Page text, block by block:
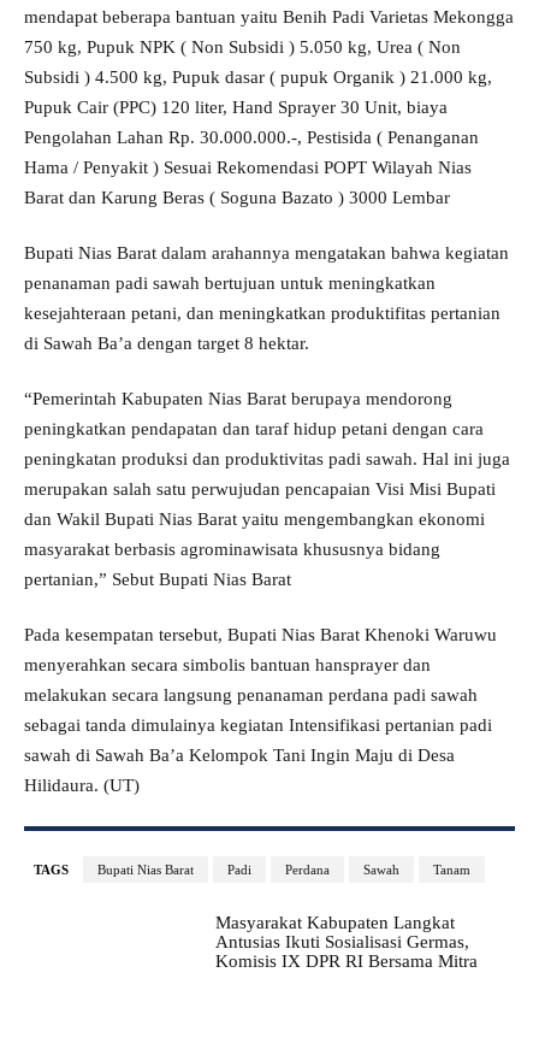
mendapat beberapa bantuan yaitu Benih Padi Varietas Mekongga
750 kg, Pupuk NPK ( Non Subsidi ) 5.050 kg, Urea ( Non
Subsidi ) 4.500 kg, Pupuk dasar ( pupuk Organik ) 21.000 kg,
Pupuk Cair (PPC) 120 liter, Hand Sprayer 30 Unit, biaya
Pengolahan Lahan Rp. 30.000.000.-, Pestisida ( Penanganan
Hama / Penyakit ) Sesuai Rekomendasi POPT Wilayah Nias
Barat dan Karung Beras ( Soguna Bazato ) 3000 Lembar
Bupati Nias Barat dalam arahannya mengatakan bahwa kegiatan
penanaman padi sawah bertujuan untuk meningkatkan
kesejahteraan petani, dan meningkatkan produktifitas pertanian
di Sawah Ba’a dengan target 8 hektar.
“Pemerintah Kabupaten Nias Barat berupaya mendorong
peningkatkan pendapatan dan taraf hidup petani dengan cara
peningkatan produksi dan produktivitas padi sawah. Hal ini juga
merupakan salah satu perwujudan pencapaian Visi Misi Bupati
dan Wakil Bupati Nias Barat yaitu mengembangkan ekonomi
masyarakat berbasis agrominawisata khususnya bidang
pertanian,” Sebut Bupati Nias Barat
Pada kesempatan tersebut, Bupati Nias Barat Khenoki Waruwu
menyerahkan secara simbolis bantuan hansprayer dan
melakukan secara langsung penanaman perdana padi sawah
sebagai tanda dimulainya kegiatan Intensifikasi pertanian padi
sawah di Sawah Ba’a Kelompok Tani Ingin Maju di Desa
Hilidaura. (UT)
TAGS Bupati Nias Barat Padi Perdana Sawah Tanam
Masyarakat Kabupaten Langkat
Antusias Ikuti Sosialisasi Germas,
Komisis IX DPR RI Bersama Mitra